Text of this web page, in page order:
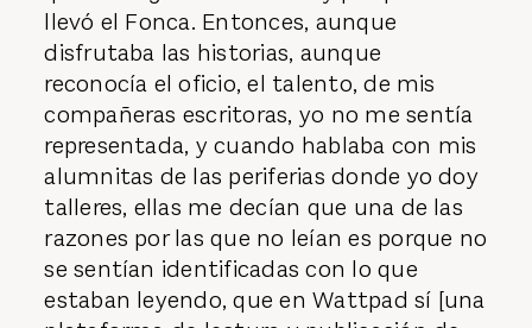
llevó el Fonca. Entonces, aunque
disfrutaba las historias, aunque
reconocía el oficio, el talento, de mis
compañeras escritoras, yo no me sentía
representada, y cuando hablaba con mis
alumnitas de las periferias donde yo doy
talleres, ellas me decían que una de las
razones por las que no leían es porque no
se sentían identificadas con lo que
estaban leyendo, que en Wattpad sí [una